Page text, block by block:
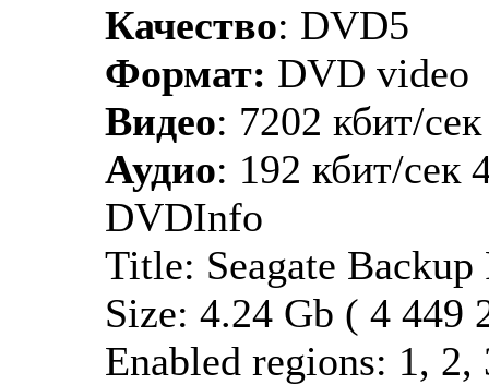
Качество: DVD5
Формат: DVD video
Видео: 7202 кбит/
Аудио: 192 кбит/сек
DVDInfo
Title: Seagate
Size: 4.24 Gb ( 4
Enabled regions: 1, 2,